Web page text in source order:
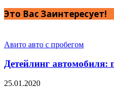
Это Вас Заинтересует!
Авито авто с пробегом
Детейлинг автомобиля:
25.01.2020